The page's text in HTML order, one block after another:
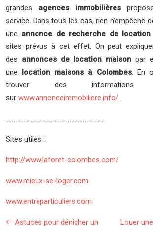
grandes agences immobilières
service. Dans tous les cas, rien n’empêche
une annonce de recherche de location
sites prévus à cet effet. On peut
des annonces de location maison par
une location maisons à Colombes. En
trouver des
sur www.annonceimmobiliere.info/.
Sites utiles :
http://www.laforet-colombes.com/
www.mieux-se-loger.com
www.entreparticuliers.com
Astuces pour dénicher un
Louer